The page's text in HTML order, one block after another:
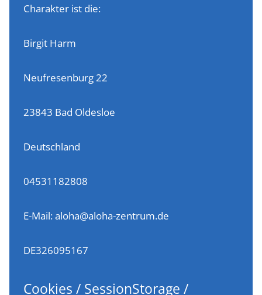
Charakter ist die:
Birgit Harm
Neufresenburg 22
23843 Bad Oldesloe
Deutschland
04531182808
E-Mail:aloha@aloha-zentrum.de
DE326095167
Cookies / SessionStorage /